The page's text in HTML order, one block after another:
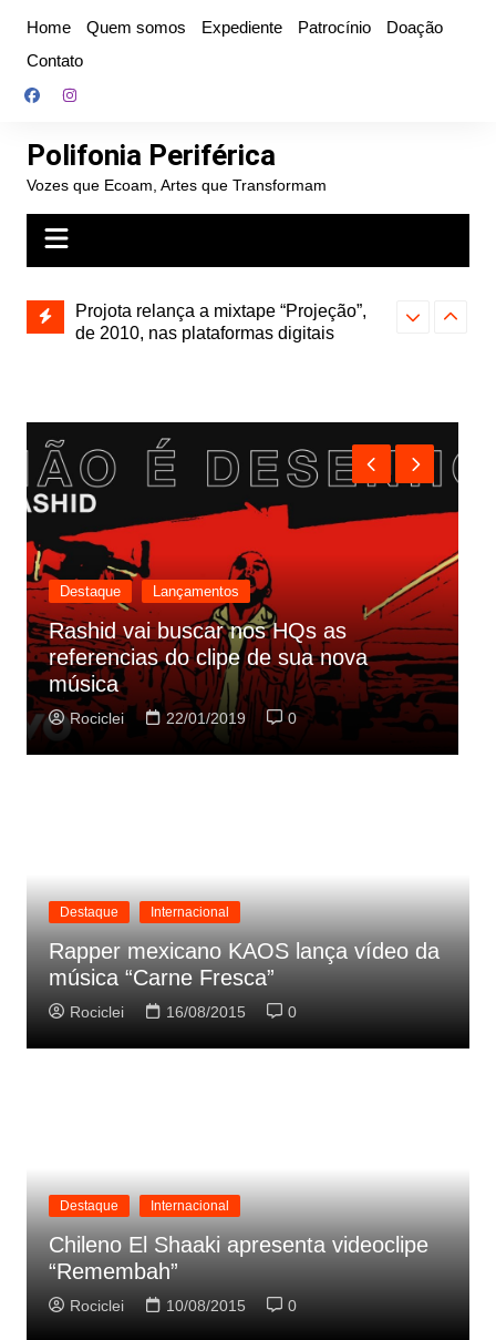
conteúdo
Home Quem somos Expediente Patrocínio
Doação
Contato
Polifonia Periférica
Vozes que Ecoam, Artes que Transformam
Projota relança a mixtape “Projeção”,
de 2010, nas plataformas digitais
Hitmia: pop
Lançamentos
vai buscar nos HQs as
do clipe de sua nova
22/01/2019 0
Destaque
Cynthia Luz
parceria
Rociclei
Destaque Internacional
Rapper mexicano KAOS lança vídeo da
música “Carne Fresca”
Rociclei 16/08/2015 0
Destaque Internacional
Chileno El Shaaki apresenta videoclipe
“Remembah”
Rociclei 10/08/2015 0